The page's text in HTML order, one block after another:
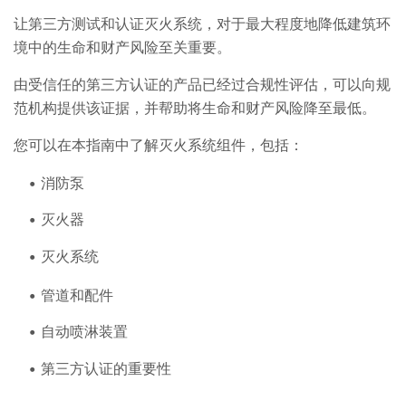
让第三方测试和认证灭火系统，对于最大程度地降低建筑环
境中的生命和财产风险至关重要。
由受信任的第三方认证的产品已经过合规性评估，可以向规
范机构提供该证据，并帮助将生命和财产风险降至最低。
您可以在本指南中了解灭火系统组件，包括：
消防泵
灭火器
灭火系统
管道和配件
自动喷淋装置
第三方认证的重要性